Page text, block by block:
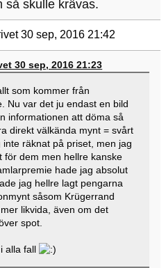
så skulle krävas.
30 sep, 2016 21:42
30 sep, 2016 21:23
som kommer från
Nu var det ju endast en bild
informationen att döma så
direkt välkända mynt = svårt
räknat på priset, men jag
för dem men hellre kanske
hade jag absolut
jag hellre lagt pengarna
såsom Krügerrand
likvida, även om det
spot.
alla fall